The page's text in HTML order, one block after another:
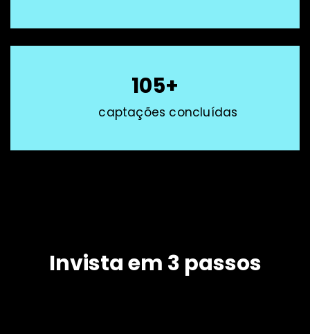
105+
captações concluídas
Invista em 3 passos